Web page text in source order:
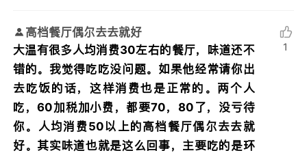
高档餐厅偶尔去去就好
大温有很多人均消费30左右的餐厅，味道还不
错的。我觉得吃吃没问题。如果他经常请你出
去吃饭的话，这样消费也是正常的。两个人
吃，60加税加小费，都要70，80了，没亏待
你。人均消费50以上的高档餐厅偶尔去去就
好。其实味道也就是这么回事，主要吃的是环
1